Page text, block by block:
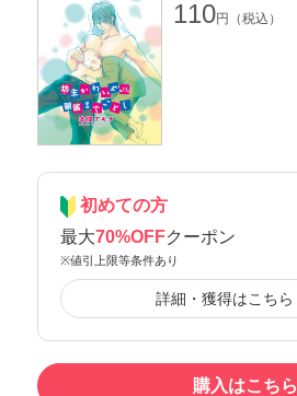
110円（税込）
初めての方
最大70%OFFクーポン
※値引上限等条件あり
詳細・獲得はこちら
購入はこちら